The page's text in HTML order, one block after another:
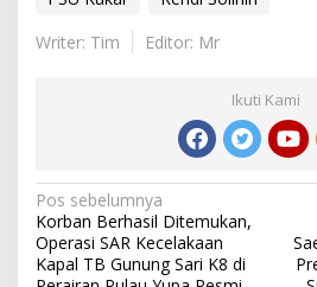
Writer: Tim
Editor: Mr
Ikuti Kami
Navigasi
pos
Pos sebelumnya
Korban Berhasil Ditemukan,
Operasi SAR Kecelakaan
Kapal TB Gunung Sari K8 di